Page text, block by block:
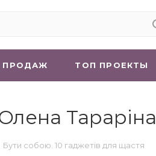
ПРОДАЖ ТОП ПРОЕКТЫ
Тараріна
Бути собою. 10 гаджетів для щастя